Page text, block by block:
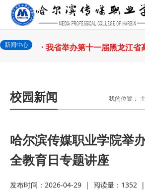
新闻中心
话
· 省教育厅举行树立和践行正
观学习教育
· 我省举办第十一届黑龙江省
院党委
· 黑龙江省高校在第六届全国
师教学创新
· 教育部2026年“宏志助航计
培训
· 凝心聚力绘蓝图 踔厉奋进启
校园新闻 我的位置：
哈尔滨传媒职业学院举
全教育日专题讲座
发布时间：2026-04-29 | 阅读量：1352 |